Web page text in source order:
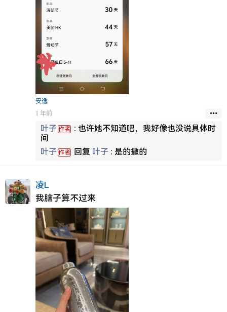
安逸
1 年前
叶子 作者 : 也许她不知道吧，我好像也没说具体时
间
叶子 作者 回复 叶子 : 是的撒的
凌L
我脑子算不过来